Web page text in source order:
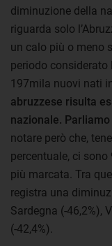
diminuzione della
riguarda solo
un calo più o meno
periodo
197mila nuovi nati
abruzzese risulta
nazionale.
notare però che,
percentuale, ci
più marcata. Tra
registra una
Sardegna (-46,2%),
(-42,4%).